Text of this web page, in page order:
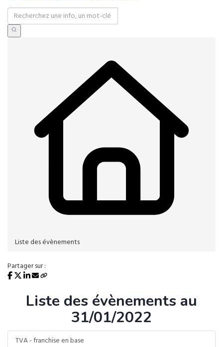
Liste des évènements
Partager sur :
Liste des évènements au
31/01/2022
TVA - franchise en base